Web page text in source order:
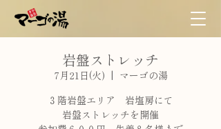
岩盤ストレッチ
7月21日(火)
  |
マーゴの湯
３階岩盤エリア 岩塩房にて
岩盤ストレッチを開催